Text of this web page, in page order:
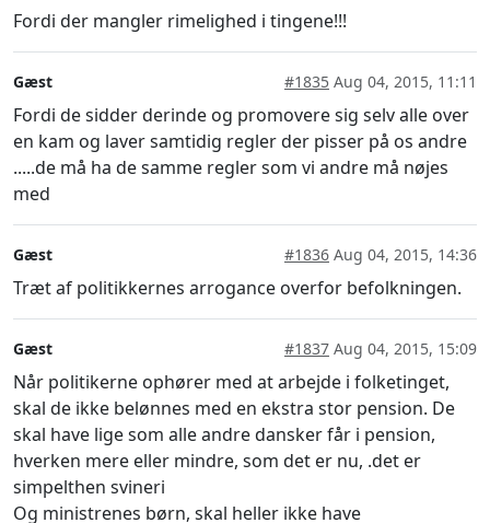
Fordi der mangler rimelighed i tingene!!!
Gæst #1835 Aug 04, 2015, 11:11
Fordi de sidder derinde og promovere sig selv alle over
en kam og laver samtidig regler der pisser på os andre
.....de må ha de samme regler som vi andre må nøjes
med
Gæst #1836 Aug 04, 2015, 14:36
Træt af politikkernes arrogance overfor befolkningen.
Gæst #1837 Aug 04, 2015, 15:09
Når politikerne ophører med at arbejde i folketinget,
skal de ikke belønnes med en ekstra stor pension. De
skal have lige som alle andre dansker får i pension,
hverken mere eller mindre, som det er nu, .det er
simpelthen svineri
Og ministrenes børn, skal heller ikke have